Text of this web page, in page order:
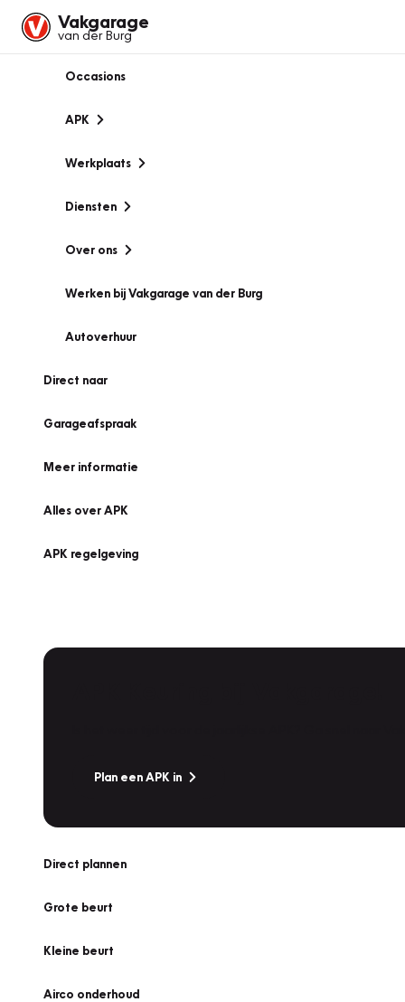
Vakgarage
van der Burg
Occasions
APK
Werkplaats
Diensten
Over ons
Werken bij Vakgarage van der Burg
Autoverhuur
Direct naar
Garageafspraak
Meer informatie
Alles over APK
APK regelgeving
Plan een APK in
Direct plannen
Grote beurt
Kleine beurt
Airco onderhoud